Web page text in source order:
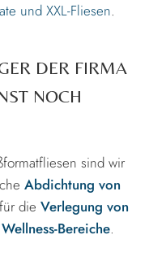
und XXL-Fliesen.
DER FIRMA
NOCH
sind wir
Abdichtung von
dieVerlegung von
Bereiche.